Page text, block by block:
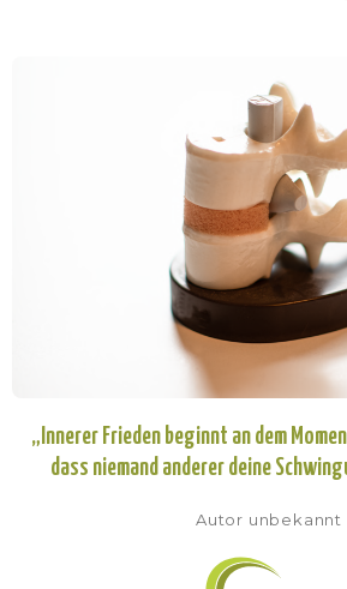
„Innerer Frieden beginnt an dem
dass niemand anderer deine
Autor unbekannt